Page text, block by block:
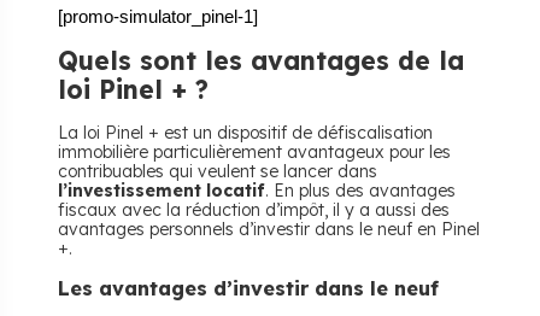
[promo-simulator_pinel-1]
Quels sont les avantages de la
loi Pinel + ?
La loi Pinel + est un dispositif de défiscalisation
immobilière particulièrement avantageux pour les
contribuables qui veulent se lancer dans
l’investissement locatif. En plus des avantages
fiscaux avec la réduction d’impôt, il y a aussi des
avantages personnels d’investir dans le neuf en Pinel
+.
Les avantages d’investir dans le neuf